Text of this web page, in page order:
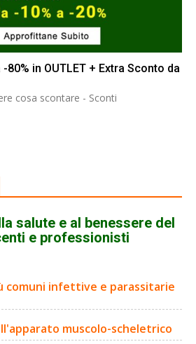
80% in OUTLET + Extra Sconto da
cosa scontare - Sconti
salute e al benessere del
e professionisti
comuni infettive e parassitarie
muscolo-scheletrico